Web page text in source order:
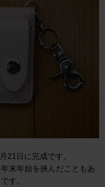
21日に完成です。
末年始を挟んだこともあ
す。